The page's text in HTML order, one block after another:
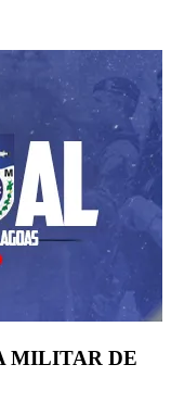
MILITAR DE